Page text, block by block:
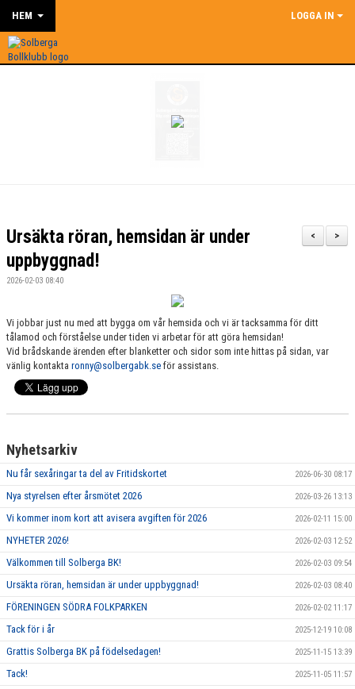
HEM LOGGA IN
>
<
Ursäkta röran, hemsidan är under
uppbyggnad!
2026-02-03 08:40
Vi jobbar just nu med att bygga om vår hemsida och vi är tacksamma för ditt
tålamod och förståelse under tiden vi arbetar för att göra hemsidan!
Vid brådskande ärenden efter blanketter och sidor som inte hittas på sidan, var
vänlig kontakta ronny@solbergabk.se för assistans.
Nyhetsarkiv
Nu får sexåringar ta del av Fritidskortet 2026-06-30 08:17
Nya styrelsen efter årsmötet 2026 2026-03-26 13:13
Vi kommer inom kort att avisera avgiften för 2026 2026-02-11 15:00
NYHETER 2026! 2026-02-03 12:52
Välkommen till Solberga BK! 2026-02-03 09:54
Ursäkta röran, hemsidan är under uppbyggnad! 2026-02-03 08:40
FÖRENINGEN SÖDRA FOLKPARKEN 2026-02-02 11:17
Tack för i år 2025-12-19 10:08
Grattis Solberga BK på födelsedagen! 2025-11-15 13:39
Tack! 2025-11-05 11:57